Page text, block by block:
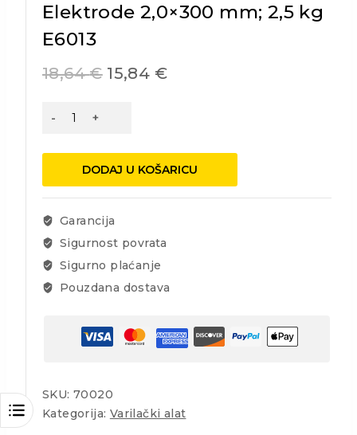
Elektrode 2,0×300 mm; 2,5 kg
E6013
18,64€ 15,84 €
Elektrode
E6013
količina
DODAJ U KOŠARICU
Garancija
Sigurnost povrata
Sigurno plaćanje
Pouzdana dostava
SKU: 70020
Kategorija: Varilački alat